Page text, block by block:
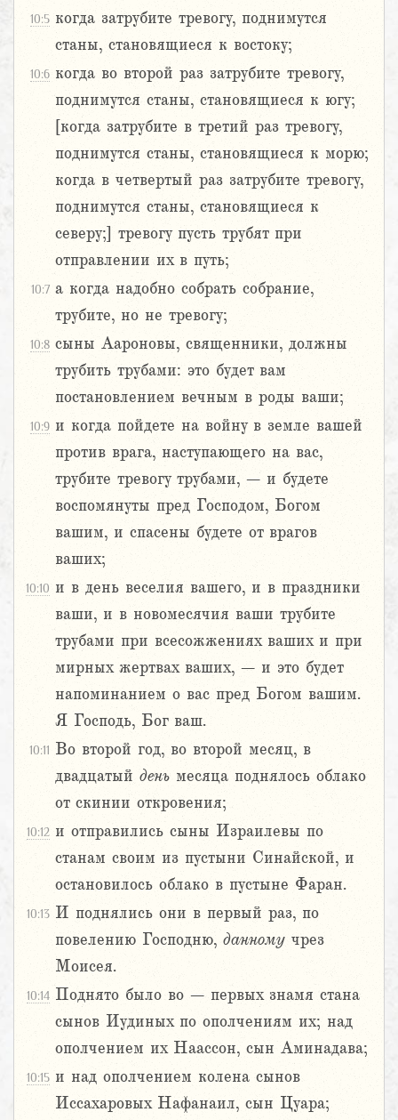
10:5 когда затрубите тревогу, поднимутся
станы, становящиеся к востоку;
10:6 когда во второй раз затрубите тревогу,
поднимутся станы, становящиеся к югу;
[когда затрубите в третий раз тревогу,
поднимутся станы, становящиеся к морю;
когда в четвертый раз затрубите тревогу,
поднимутся станы, становящиеся к
северу;] тревогу пусть трубят при
отправлении их в путь;
10:7 а когда надобно собрать собрание,
трубите, но не тревогу;
10:8 сыны Аароновы, священники, должны
трубить трубами: это будет вам
постановлением вечным в роды ваши;
10:9 и когда пойдете на войну в земле вашей
против врага, наступающего на вас,
трубите тревогу трубами, – и будете
воспомянуты пред Господом, Богом
вашим, и спасены будете от врагов
ваших;
10:10 и в день веселия вашего, и в праздники
ваши, и в новомесячия ваши трубите
трубами при всесожжениях ваших и при
мирных жертвах ваших, – и это будет
напоминанием о вас пред Богом вашим.
Я Господь, Бог ваш.
10:11 Во второй год, во второй месяц, в
двадцатый день месяца поднялось облако
от скинии откровения;
10:12 и отправились сыны Израилевы по
станам своим из пустыни Синайской, и
остановилось облако в пустыне Фаран.
10:13 И поднялись они в первый раз, по
повелению Господню, данному чрез
Моисея.
10:14 Поднято было во – первых знамя стана
сынов Иудиных по ополчениям их; над
ополчением их Наассон, сын Аминадава;
10:15 и над ополчением колена сынов
Иссахаровых Нафанаил, сын Цуара;